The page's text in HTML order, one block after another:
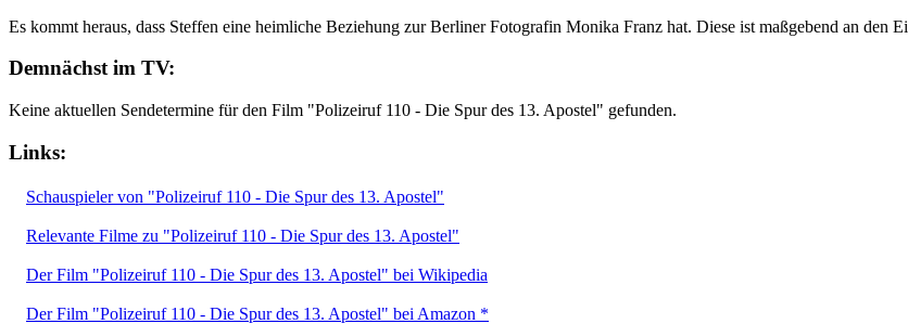
Es kommt heraus, dass Steffen eine heimliche Beziehung zur Berliner Fotografin Monika Franz hat. Diese ist maßgebend an den
Demnächst im TV:
Keine aktuellen Sendetermine für den Film "Polizeiruf 110 - Die Spur des 13. Apostel" gefunden.
Links:
Schauspieler von "Polizeiruf 110 - Die Spur des 13. Apostel"
Relevante Filme zu "Polizeiruf 110 - Die Spur des 13. Apostel"
Der Film "Polizeiruf 110 - Die Spur des 13. Apostel" bei Wikipedia
Der Film "Polizeiruf 110 - Die Spur des 13. Apostel" bei Amazon *